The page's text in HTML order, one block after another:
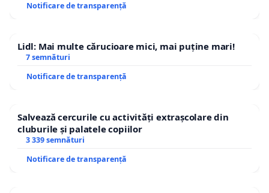
Notificare de transparență
Lidl: Mai multe cărucioare mici, mai puține mari!
7 semnături
Notificare de transparență
Salvează cercurile cu activități extrașcolare din
cluburile și palatele copiilor
3 339 semnături
Notificare de transparență